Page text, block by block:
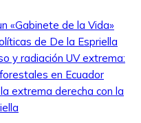
«Gabinete de la Vida»
de De la Espriella
y radiación UV extrema:
en Ecuador
extrema derecha con la